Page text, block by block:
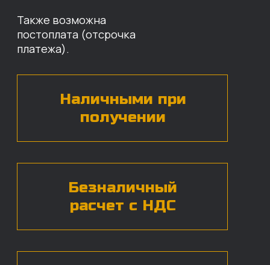
назовут цены и проконсультируют
по нужным деталям.
БЕСПЛАТНАЯ КОНСУЛЬТАЦИЯ
персональных данных*